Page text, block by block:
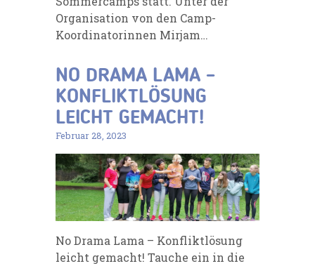
Organisation von den Camp-
Koordinatorinnen Mirjam…
NO DRAMA LAMA –
KONFLIKTLÖSUNG
LEICHT GEMACHT!
Februar 28, 2023
No Drama Lama – Konfliktlösung
leicht gemacht! Tauche ein in die